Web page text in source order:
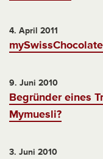
4. April 2011
9. Juni 2010
Begründer eines
Mymuesli?
3. Juni 2010